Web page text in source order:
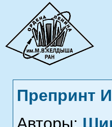
Препринт